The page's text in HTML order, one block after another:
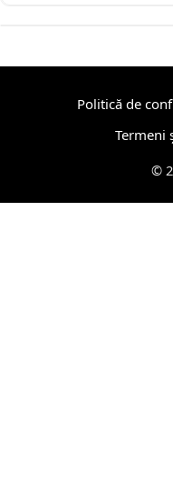
Politică de
Termeni
©